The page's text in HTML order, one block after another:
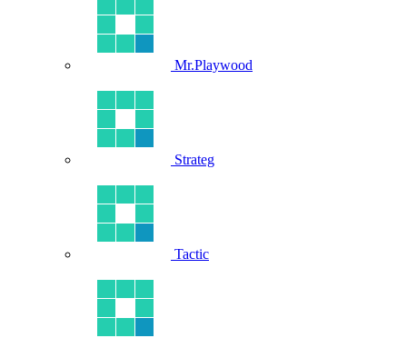
Mr.Playwood
Strateg
Tactic